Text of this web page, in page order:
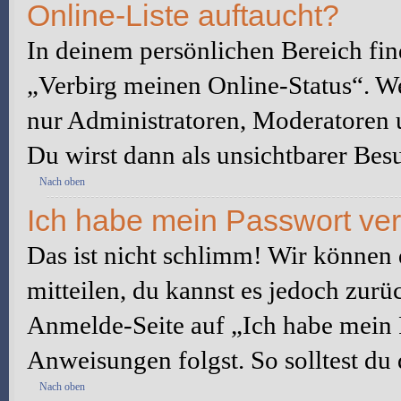
Online-Liste auftaucht?
In deinem persönlichen Bereich
„Verbirg meinen Online-Status“.
nur Administratoren, Moderatoren
Du wirst dann als unsichtbarer
Nach oben
Ich habe mein Passwort
Das ist nicht schlimm! Wir
mitteilen, du kannst es jedoch
Anmelde-Seite auf „Ich habe
Anweisungen folgst. So solltest
Nach oben